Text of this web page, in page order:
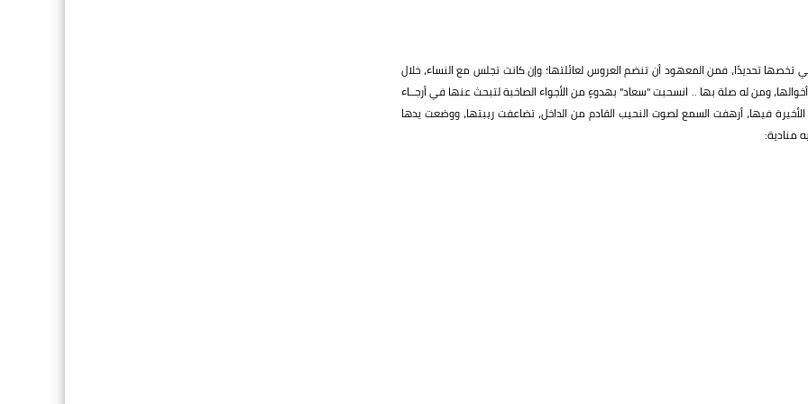
تخصها تحديدًا، فمن المعهود أن تنضم العروس لعائلتها؛ وإن كانت تجلس مع النساء، خلال
ومن له صلة بها .. انسحبت "سعاد" بهدوءٍ من الأجواء الصاخبة لتبحث عنها في أرجــاء
فيها، أرهفت السمع لصوت النحيب القادم من الداخل، تضاعفت ريبتها، ووضعت يدها
منادية: